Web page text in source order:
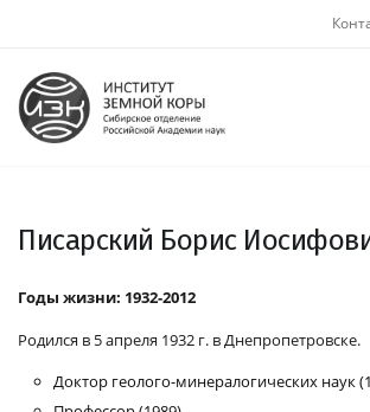
Писарский Борис
Годы жизни: 1932-2012
Родился в 5 апреля 1932 г. в Днепропетровске.
Доктор геолого-минералогических наук